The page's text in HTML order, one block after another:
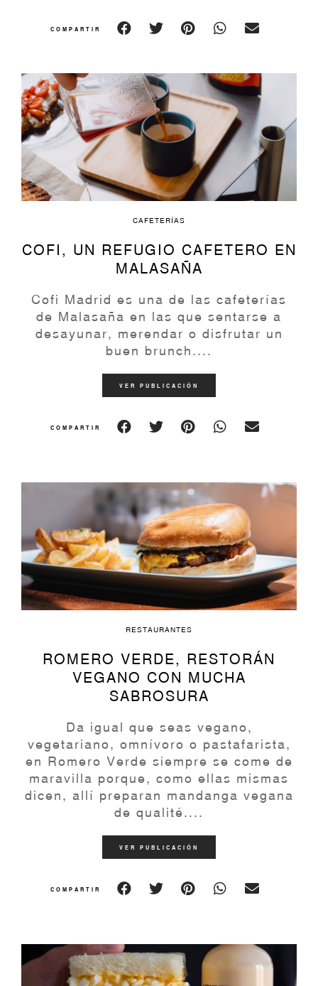
COMPARTIR
CAFETERÍAS
COFI, UN REFUGIO CAFETERO EN
MALASAÑA
Cofi Madrid es una de las cafeterías
de Malasaña en las que sentarse a
desayunar, merendar o disfrutar un
buen brunch....
VER PUBLICACIÓN
COMPARTIR
RESTAURANTES
ROMERO VERDE, RESTORÁN
VEGANO CON MUCHA
SABROSURA
Da igual que seas vegano,
vegetariano, omnívoro o pastafarista,
en Romero Verde siempre se come de
maravilla porque, como ellas mismas
dicen, allí preparan mandanga vegana
de qualité....
VER PUBLICACIÓN
COMPARTIR